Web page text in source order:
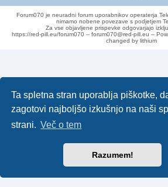
Ta spletna stran uporablja piškotke,
zagotovi najboljšo izkušnjo na naši
strani. Več o tem
Razumem!
Forum070 je neuradni forum uporabnikov operaterja
nimamo nobene povezave s podjetjem
Za vse objavljene prispevke odgovarjajo
https://red-pill.eu/forum070 -- forum070@red-pill.eu --
changed by lithium